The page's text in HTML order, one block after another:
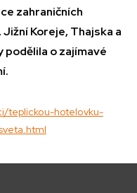
zahraničních
Koreje, Thajska a
podělila o zajímavé
teplickou-hotelovku-